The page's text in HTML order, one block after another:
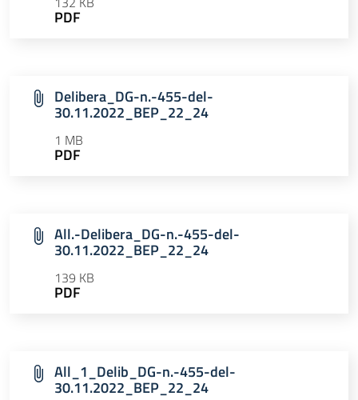
PDF
Delibera_DG-n.-455-del-
30.11.2022_BEP_22_24
1 MB
PDF
All.-Delibera_DG-n.-455-del-
30.11.2022_BEP_22_24
139 KB
PDF
All_1_Delib_DG-n.-455-del-
30.11.2022_BEP_22_24